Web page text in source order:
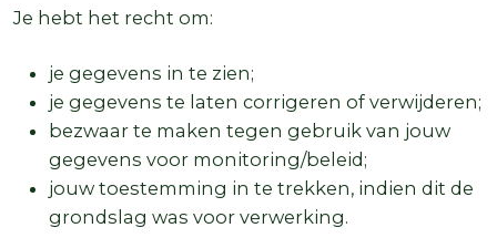
Je hebt het recht om:
je gegevens in te zien;
je gegevens te laten corrigeren of verwijderen;
bezwaar te maken tegen gebruik van jouw
gegevens voor monitoring/beleid;
jouw toestemming in te trekken, indien dit de
grondslag was voor verwerking.